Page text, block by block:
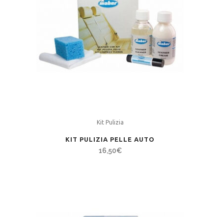
Kit Pulizia
KIT PULIZIA PELLE AUTO
16,50€